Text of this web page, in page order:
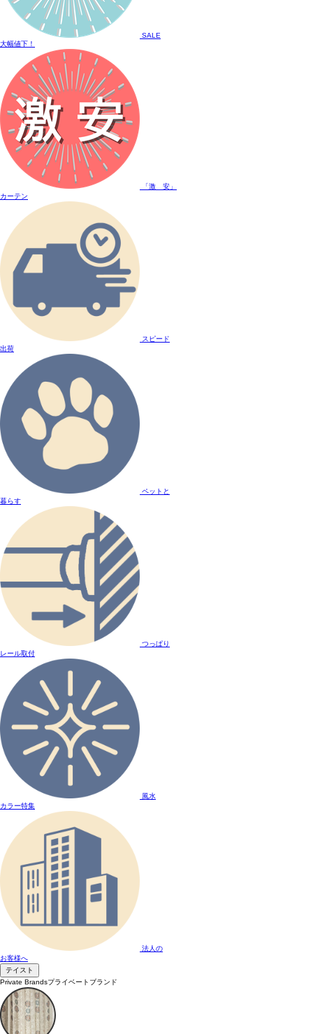
SALE
大幅値下！
「激 安」
カーテン
スピード
出荷
ペットと
暮らす
つっぱり
レール取付
風水
カラー特集
法人の
お客様へ
テイスト
Private Brandsプライベートブランド